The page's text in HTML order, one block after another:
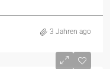
3 Jahren ago